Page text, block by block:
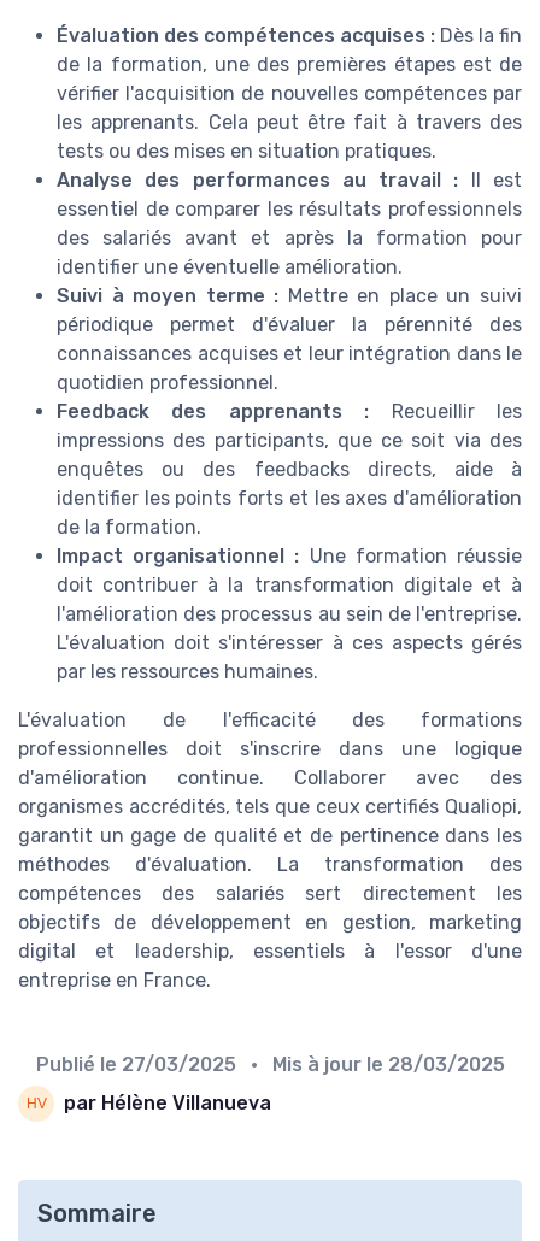
Évaluation des compétences acquises : Dès la fin
de la formation, une des premières étapes est de
vérifier l'acquisition de nouvelles compétences par
les apprenants. Cela peut être fait à travers des
tests ou des mises en situation pratiques.
Analyse des performances au travail : Il est
essentiel de comparer les résultats professionnels
des salariés avant et après la formation pour
identifier une éventuelle amélioration.
Suivi à moyen terme : Mettre en place un suivi
périodique permet d'évaluer la pérennité des
connaissances acquises et leur intégration dans le
quotidien professionnel.
Feedback des apprenants : Recueillir les
impressions des participants, que ce soit via des
enquêtes ou des feedbacks directs, aide à
identifier les points forts et les axes d'amélioration
de la formation.
Impact organisationnel : Une formation réussie
doit contribuer à la transformation digitale et à
l'amélioration des processus au sein de l'entreprise.
L'évaluation doit s'intéresser à ces aspects gérés
par les ressources humaines.
L'évaluation de l'efficacité des formations
professionnelles doit s'inscrire dans une logique
d'amélioration continue. Collaborer avec des
organismes accrédités, tels que ceux certifiés Qualiopi,
garantit un gage de qualité et de pertinence dans les
méthodes d'évaluation. La transformation des
compétences des salariés sert directement les
objectifs de développement en gestion, marketing
digital et leadership, essentiels à l'essor d'une
entreprise en France.
Publié le 27/03/2025 • Mis à jour le 28/03/2025
par Hélène Villanueva
Sommaire